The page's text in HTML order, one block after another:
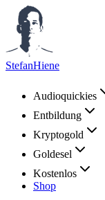
StefanHiene
Audioquickies
Entbildung
Kryptogold
Goldesel
Kostenlos
Shop